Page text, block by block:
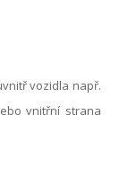
vozidla např.
vnitřní strana